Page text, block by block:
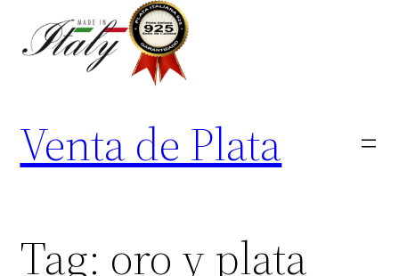
content
Venta de Plata
Tag: oro y plata